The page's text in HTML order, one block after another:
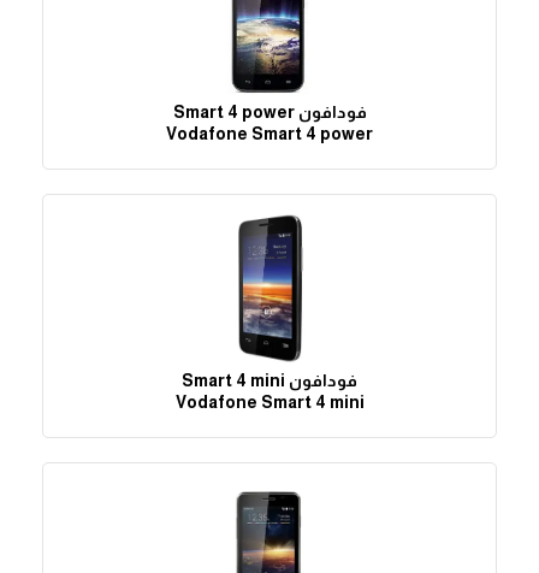
فودافون Smart 4 power
Vodafone Smart 4 power
فودافون Smart 4 mini
Vodafone Smart 4 mini